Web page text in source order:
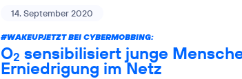
14. September 2020
#WAKEUPJETZT BEI CYBERMOBBING:
O2 sensibilisiert junge
Erniedrigung im Netz